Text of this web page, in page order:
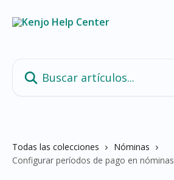
Todas las colecciones
Nóminas
Configurar períodos de pago en nóminas